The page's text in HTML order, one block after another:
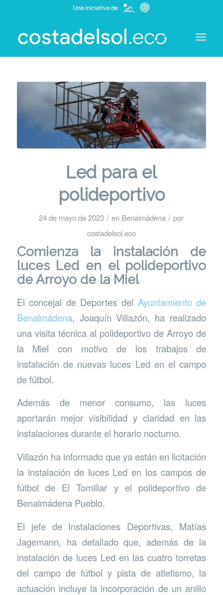
Led para el
polideportivo
24 de mayo de 2023 / en Benalmádena / por
costadelsol.eco
Comienza la instalación de
luces Led en el polideportivo
de Arroyo de la Miel
El concejal de Deportes del Ayuntamiento de
Benalmádena, Joaquín Villazón, ha realizado
una visita técnica al polideportivo de Arroyo de
la Miel con motivo de los trabajos de
instalación de nuevas luces Led en el campo
de fútbol.
Además de menor consumo, las luces
aportarán mejor visibilidad y claridad en las
instalaciones durante el horario nocturno.
Villazón ha informado que ya están en licitación
la instalación de luces Led en los campos de
fútbol de El Tomillar y el polideportivo de
Benalmádena Pueblo.
El jefe de Instalaciones Deportivas, Matías
Jagemann, ha detallado que, además de la
instalación de luces Led en las cuatro torretas
del campo de fútbol y pista de atletismo, la
actuación incluye la incorporación de un anillo